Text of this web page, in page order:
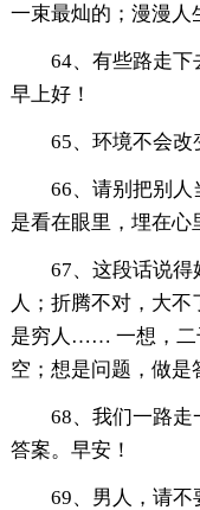
一束最灿的；漫漫人
64、有些路走下
早上好！
65、环境不会改
66、请别把别人
是看在眼里，埋在心
67、这段话说
人；折腾不对，大
是穷人…… 一想，二
空；想是问题，做是
68、我们一路
答案。早安！
69、男人，请不